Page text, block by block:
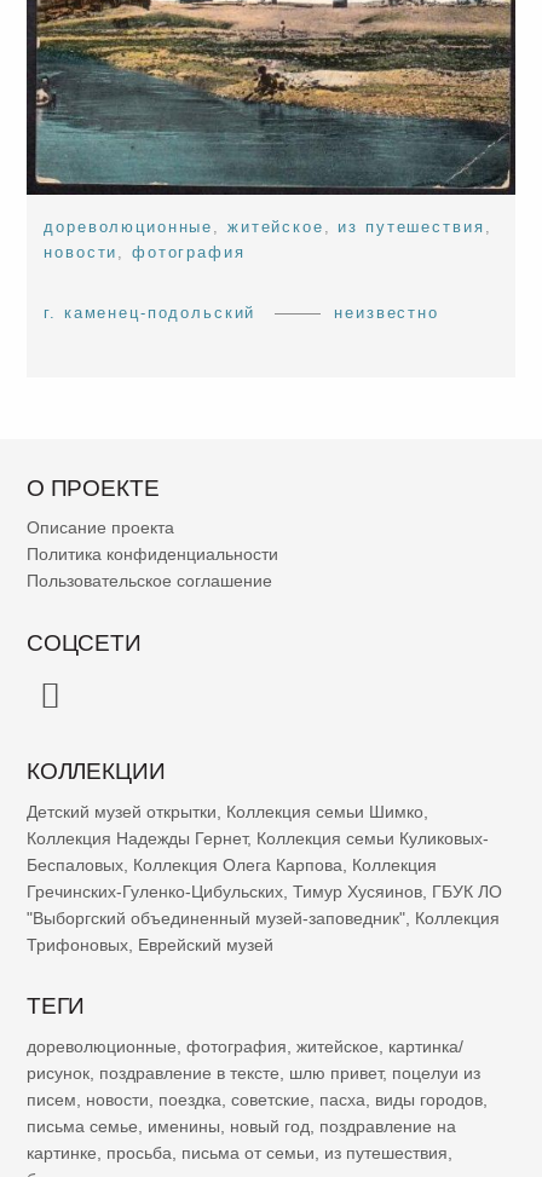
дореволюционные житейское из путешествия
новости
,фотография
г. каменец-подольский неизвестно
О ПРОЕКТЕ
Описание проекта
Политика конфиденциальности
Пользовательское соглашение
СОЦСЕТИ
КОЛЛЕКЦИИ
Детский музей открытки Коллекция семьи Шимко
Коллекция Надежды Гернет, Коллекция семьи Куликовых-
Беспаловых Коллекция Олега Карпова
Коллекция
Гречинских-Гуленко-Цибульских Тимур Хусяинов ГБУК ЛО
"Выборгский объединенный музей-заповедник" Коллекция
Трифоновых Еврейский музей
ТЕГИ
дореволюционные фотография житейское
картинка/
рисунок поздравление в тексте шлю привет, поцелуи из
писем
новости поездка советские пасха виды городов
письма семье
именины новый год
поздравление на
картинке
просьба письма от семьи из путешествия